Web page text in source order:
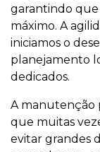
garantindo que
máximo. A
iniciamos o
planejamento
dedicados.
A manutenção
que muitas
evitar grandes